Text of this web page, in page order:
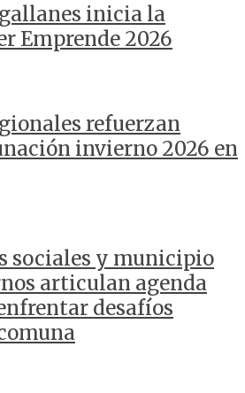
inicia la
Emprende 2026
refuerzan
invierno 2026 en
sociales y municipio
articulan agenda
desafíos